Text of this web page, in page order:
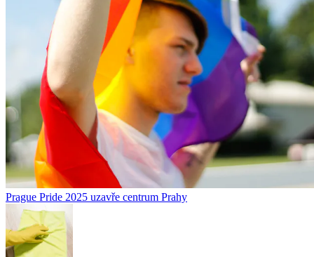
Prague Pride 2025 uzavře centrum Prahy